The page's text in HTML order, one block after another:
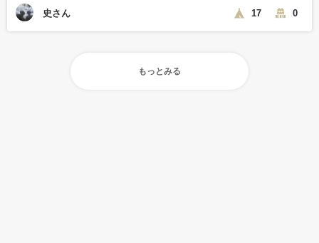
史さん 17 0
もっとみる